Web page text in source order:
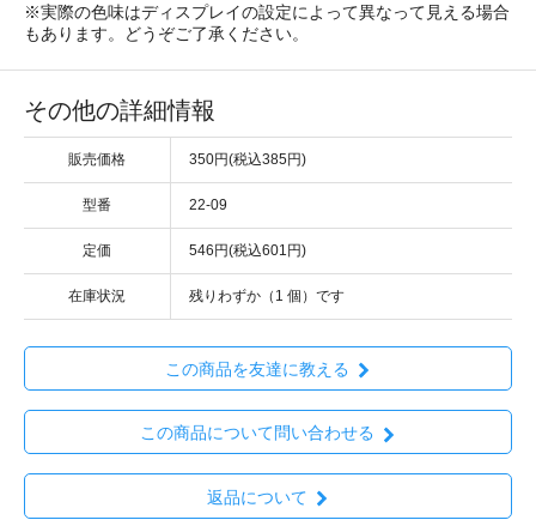
※実際の色味はディスプレイの設定によって異なって見える場合
もあります。どうぞご了承ください。
その他の詳細情報
販売価格 350円(税込385円)
型番 22-09
定価 546円(税込601円)
在庫状況 残りわずか（1 個）です
この商品を友達に教える
この商品について問い合わせる
返品について